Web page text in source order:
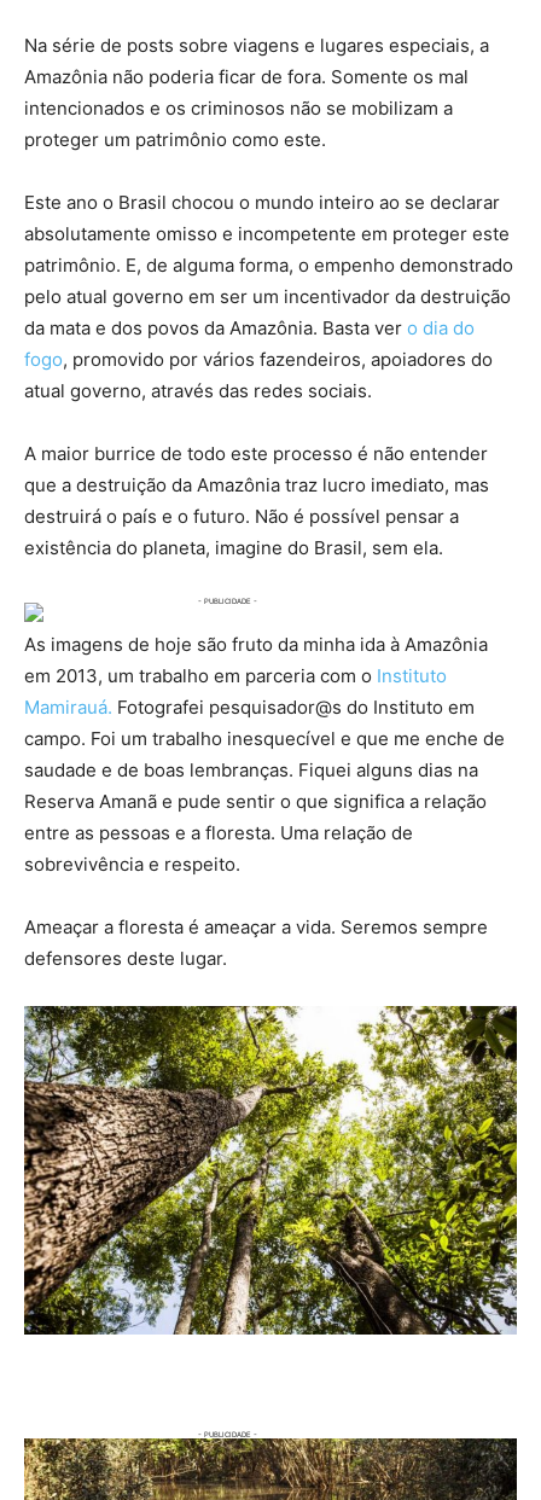
Na série de posts sobre viagens e lugares especiais, a
Amazônia não poderia ficar de fora. Somente os mal
intencionados e os criminosos não se mobilizam a
proteger um patrimônio como este.
Este ano o Brasil chocou o mundo inteiro ao se declarar
absolutamente omisso e incompetente em proteger este
patrimônio. E, de alguma forma, o empenho demonstrado
pelo atual governo em ser um incentivador da destruição
da mata e dos povos da Amazônia. Basta ver o dia do
fogo, promovido por vários fazendeiros, apoiadores do
atual governo, através das redes sociais.
A maior burrice de todo este processo é não entender
que a destruição da Amazônia traz lucro imediato, mas
destruirá o país e o futuro. Não é possível pensar a
existência do planeta, imagine do Brasil, sem ela.
As imagens de hoje são fruto da minha ida à Amazônia
em 2013, um trabalho em parceria com o Instituto
Mamirauá. Fotografei pesquisador@s do Instituto em
campo. Foi um trabalho inesquecível e que me enche de
saudade e de boas lembranças. Fiquei alguns dias na
Reserva Amanã e pude sentir o que significa a relação
entre as pessoas e a floresta. Uma relação de
sobrevivência e respeito.
Ameaçar a floresta é ameaçar a vida. Seremos sempre
defensores deste lugar.